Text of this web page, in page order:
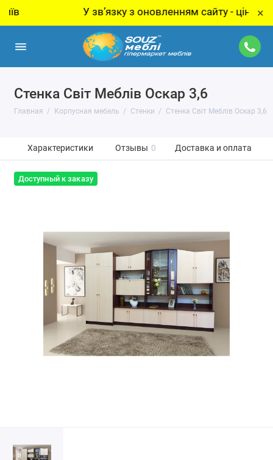
У звʼязку з оновленням сайту - ціну за ×
Стенка Світ Меблів Оскар 3,6
Главная Корпусная мебель Стенки Стенка Світ Меблів Оскар 3,6
Характеристики Отзывы 0 Доставка и оплата
Доступный к заказу